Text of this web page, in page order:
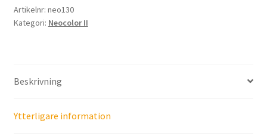
Blue
mängd
Artikelnr: neo130
Kategori: Neocolor II
Beskrivning
Ytterligare information